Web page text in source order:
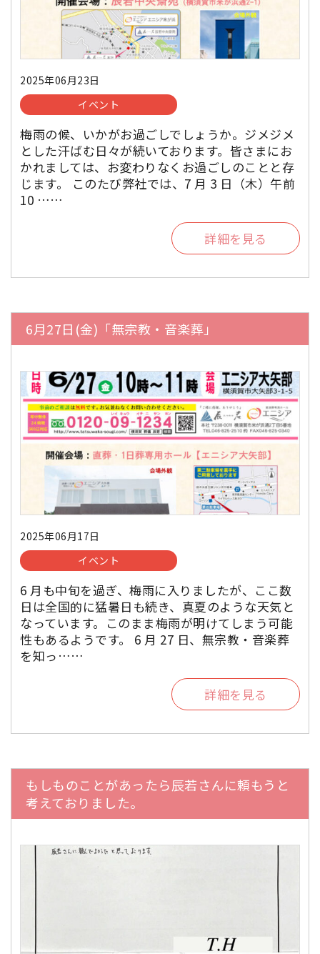
2025年06月23日
イベント
梅雨の候、いかがお過ごしでしょうか。ジメジメ
とした汗ばむ日々が続いております。皆さまにお
かれましては、お変わりなくお過ごしのことと存
じます。 このたび弊社では、7 月 3 日（木）午前
10 ……
詳細を見る
6月27日(金)「無宗教・音楽葬」
2025年06月17日
イベント
6 月も中旬を過ぎ、梅雨に入りましたが、ここ数
日は全国的に猛暑日も続き、真夏のような天気と
なっています。このまま梅雨が明けてしまう可能
性もあるようです。 6 月 27 日、無宗教・音楽葬
を知っ……
詳細を見る
もしものことがあったら辰若さんに頼もうと
考えておりました。